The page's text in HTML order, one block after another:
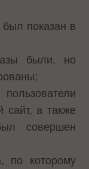
показан в
были, но
сайт, а также
совершен
по которому